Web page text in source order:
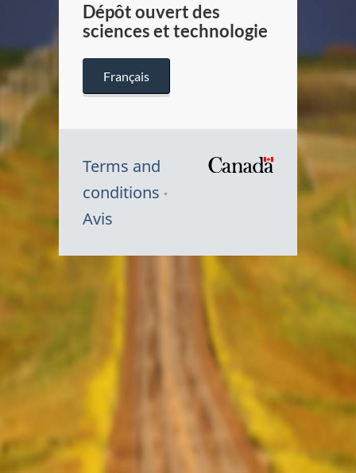
Dépôt ouvert des
sciences et technologie
Français
Terms and
conditions
Avis
Symbole
Canada